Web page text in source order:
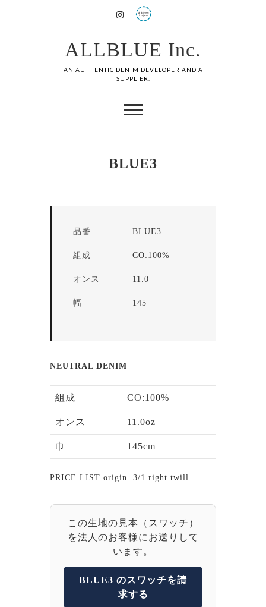
ALLBLUE Inc.
AN AUTHENTIC DENIM DEVELOPER AND A
SUPPLIER.
BLUE3
品番 BLUE3
組成 CO:100%
オンス 11.0
幅 145
NEUTRAL DENIM
組成 CO:100%
オンス 11.0oz
巾 145cm
PRICE LIST origin. 3/1 right twill.
この生地の見本（スワッチ）
を法人のお客様にお送りして
います。
BLUE3 のスワッチを請
求する